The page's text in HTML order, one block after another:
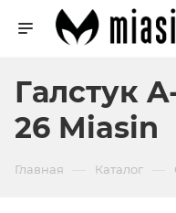
Галстук
26 Miasin
Главная Каталог